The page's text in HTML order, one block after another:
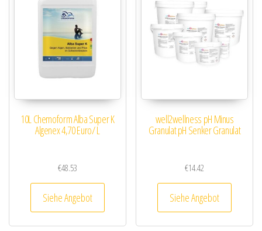
10L Chemoform Alba Super K
Algenex 4,70 Euro/ L
€48.53
Siehe Angebot
well2wellness pH Minus
Granulat pH Senker Granulat
€14.42
Siehe Angebot